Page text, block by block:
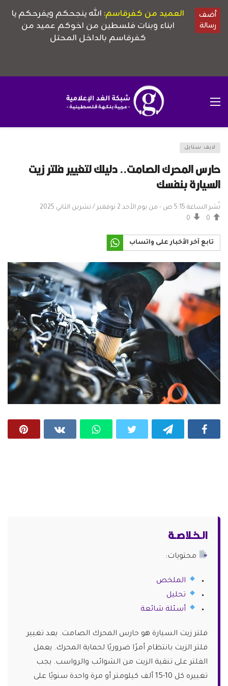
لايف ستايل
حارس المحرك الصامت.. دليلك لتغيير فلتر زيت
السيارة بنفسك
نُشر الساعة 5:15 ص - من يوم الأحد 2 نوفمبر / تشرين الثاني 2025
0
0
تابع آخر الأخبار على واتساب
الـخـلاصـة
محتويات:
الملخص
تحليل
أسئلة شائعة
فلتر زيت السيارة هو حارس المحرك الصامت. يعد تغيير
فلتر الزيت بانتظام أمرًا ضروريًا لحماية المحرك. يعمل
الفلتر على تنقية الزيت من الشوائب والرواسب. يجب
تغييره كل 10-15 ألف كيلومتر أو مرة واحدة سنويًا على